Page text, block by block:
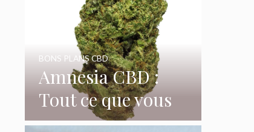
Amnesia CBD :
Tout ce que vous
devez savoir
BONS PLANS CBD